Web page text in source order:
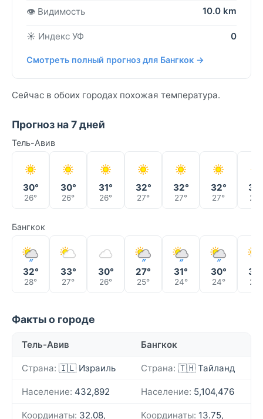
👁️ Видимость 10.0 km
☀️ Индекс УФ 0
Смотреть полный прогноз для Бангкок →
Сейчас в обоих городах похожая температура.
Прогноз на 7 дней
Тель-Авив
30°
26°
30°
26°
31°
26°
32°
27°
32°
27°
32°
27° 27°
Бангкок
32°
28°
33°
27°
30°
26°
27°
25°
31°
24°
30°
24° 25°
Факты о городе
Тель-Авив Бангкок
Страна: 🇮🇱 Израиль Страна: 🇹🇭 Тайланд
Население: 432,892 Население: 5,104,476
Координаты: 32.08, Координаты: 13.75,